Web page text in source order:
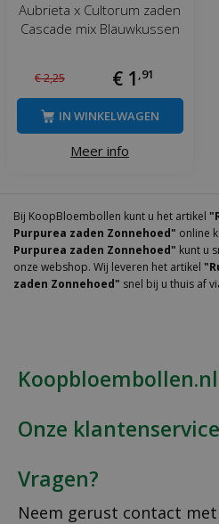
Aubrieta x Cultorum zaden
Cascade mix Blauwkussen
€2,25 € 1 ,91
Meer info
IN WINKELWAGEN
Bij KoopBloembollen kunt u het artikel
Purpurea zaden Zonnehoed" online
Purpurea zaden Zonnehoed" kunt u
onze webshop. Wij leveren het artikel
zaden Zonnehoed" snel bij u thuis af
Koopbloembollen.nl
Onze klantenservice
Vragen?
Neem gerust contact